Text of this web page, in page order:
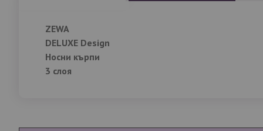
ZEWA
DELUXE Design
Носни кърпи
3 слоя